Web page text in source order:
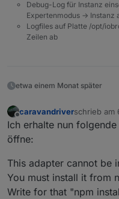
Ich habe nur
Produktivsystem.
Debug-Log für Instanz
Expertenmodus ->
Logfiles auf Platte /opt/
Zeilen ab
etwa einem Monat später
Offline
caravandriverschrieb am
zuletzt
Ich erhalte nun
öffne:
This adapter cannot be
You must install it from
Write for that "npm